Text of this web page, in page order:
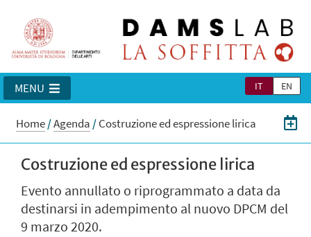
IT EN
MENU
Home/Agenda /Costruzione ed espressione lirica
Costruzione ed espressione lirica
Evento annullato o riprogrammato a data da
destinarsi in adempimento al nuovo DPCM del
9 marzo 2020.